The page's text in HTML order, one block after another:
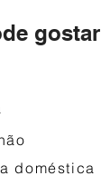
gostar
doméstica